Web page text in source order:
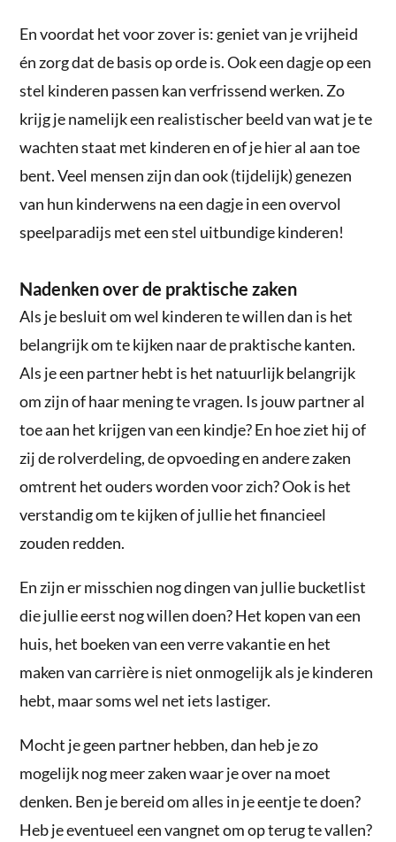
En voordat het voor zover is: geniet van je vrijheid
én zorg dat de basis op orde is. Ook een dagje op een
stel kinderen passen kan verfrissend werken. Zo
krijg je namelijk een realistischer beeld van wat je te
wachten staat met kinderen en of je hier al aan toe
bent. Veel mensen zijn dan ook (tijdelijk) genezen
van hun kinderwens na een dagje in een overvol
speelparadijs met een stel uitbundige kinderen!
Nadenken over de praktische zaken
Als je besluit om wel kinderen te willen dan is het
belangrijk om te kijken naar de praktische kanten.
Als je een partner hebt is het natuurlijk belangrijk
om zijn of haar mening te vragen. Is jouw partner al
toe aan het krijgen van een kindje? En hoe ziet hij of
zij de rolverdeling, de opvoeding en andere zaken
omtrent het ouders worden voor zich? Ook is het
verstandig om te kijken of jullie het financieel
zouden redden.
En zijn er misschien nog dingen van jullie bucketlist
die jullie eerst nog willen doen? Het kopen van een
huis, het boeken van een verre vakantie en het
maken van carrière is niet onmogelijk als je kinderen
hebt, maar soms wel net iets lastiger.
Mocht je geen partner hebben, dan heb je zo
mogelijk nog meer zaken waar je over na moet
denken. Ben je bereid om alles in je eentje te doen?
Heb je eventueel een vangnet om op terug te vallen?